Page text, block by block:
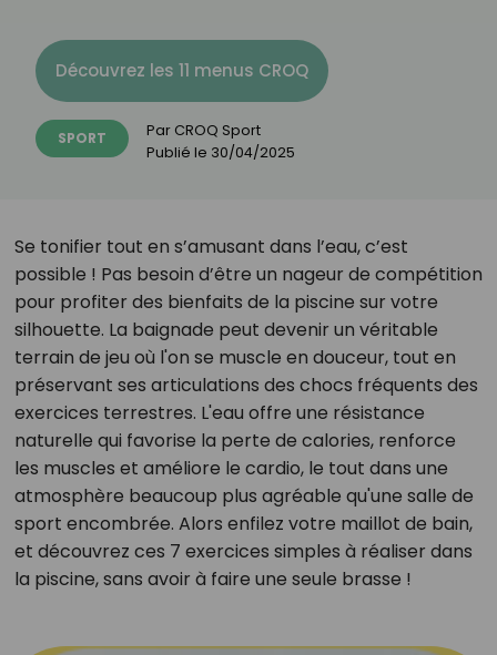
Découvrez les 11 menus CROQ
SPORT Par CROQ Sport
Publié le 30/04/2025
Se tonifier tout en s’amusant dans l’eau, c’est
possible ! Pas besoin d’être un nageur de compétition
pour profiter des bienfaits de la piscine sur votre
silhouette. La baignade peut devenir un véritable
terrain de jeu où l'on se muscle en douceur, tout en
préservant ses articulations des chocs fréquents des
exercices terrestres. L'eau offre une résistance
naturelle qui favorise la perte de calories, renforce
les muscles et améliore le cardio, le tout dans une
atmosphère beaucoup plus agréable qu'une salle de
sport encombrée. Alors enfilez votre maillot de bain,
et découvrez ces 7 exercices simples à réaliser dans
la piscine, sans avoir à faire une seule brasse !